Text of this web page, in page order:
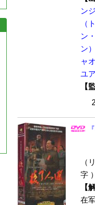
ン
（
ン
ン）
ャ
ユ
【
（
字 ）
【
在